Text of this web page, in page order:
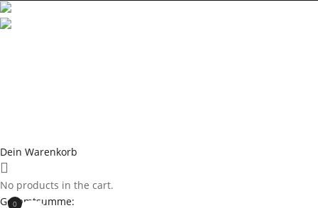
0
Dein Warenkorb
No products in the cart.
Gesamtsumme: